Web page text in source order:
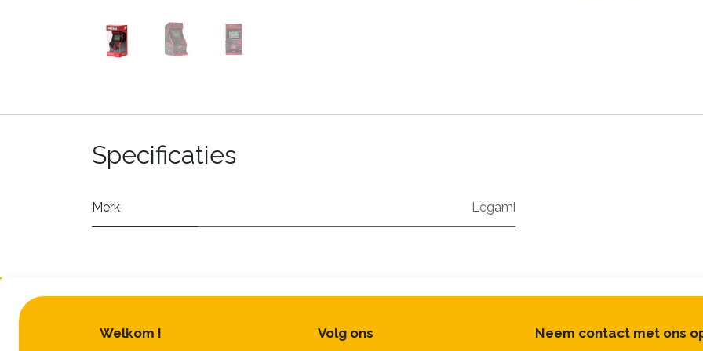
Specificaties
Merk Legami
Welkom ! Neem contact met ons
Volg ons